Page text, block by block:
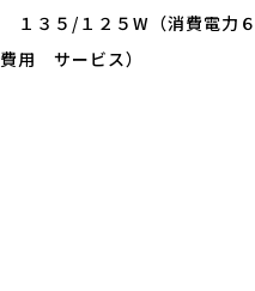
３５/１２５W（消費電力
用 サービス）